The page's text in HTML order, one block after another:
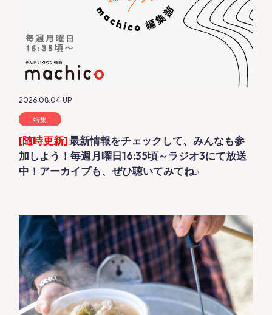
2026.08.04 UP
特集
[随時更新]最新情報をチェックして、みんなも参
加しよう！毎週月曜日16:35頃～ラジオ3にて放送
中！アーカイブも、ぜひ聴いてみてね♪